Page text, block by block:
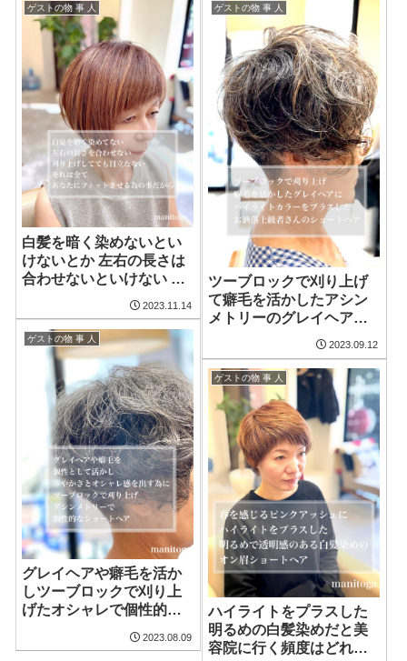
トヘア
ゲストの物 事 人
白髪を暗く染めないとい
けないとか 左右の長さは
合わせないといけない っ
2023.11.14
ゲストの物 事 人
ツーブロックで刈り上げ
て癖毛を活かしたアシン
メトリーのグレイヘアに
ハイライトカラーをプラ
スしたお洒落なショート
ヘア
2023.09.12
ゲストの物 事 人
グレイヘアや癖毛を活か
しツーブロックで刈り上
げたオシャレで個性的な
アシンメトリーショート
ヘア
2023.08.09
ゲストの物 事 人
ハイライトをプラスした
明るめの白髪染めだと美
容院に行く頻度はどれぐ